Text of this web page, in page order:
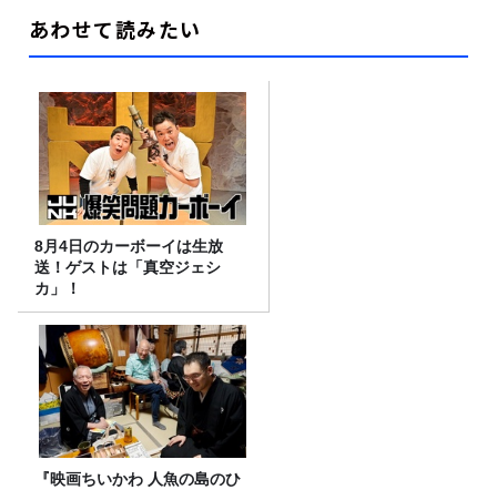
あわせて読みたい
8月4日のカーボーイは生放
送！ゲストは「真空ジェシ
カ」！
『映画ちいかわ 人魚の島のひ